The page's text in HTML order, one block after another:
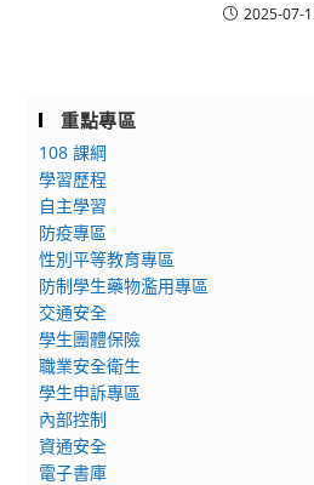
2025-07-
重點專區
108 課綱
學習歷程
自主學習
防疫專區
性別平等教育專區
防制學生藥物濫用專區
交通安全
學生團體保險
職業安全衛生
學生申訴專區
內部控制
資通安全
電子書庫